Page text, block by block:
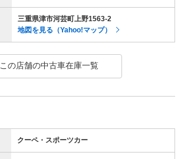
三重県津市河芸町上野1563-2
地図を見る（Yahoo!マップ）
この店舗の中古車在庫一覧
クーペ・スポーツカー